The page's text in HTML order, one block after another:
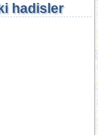
hadisler